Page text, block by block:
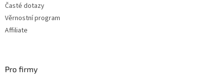
Časté dotazy
Věrnostní program
Affiliate
Pro firmy